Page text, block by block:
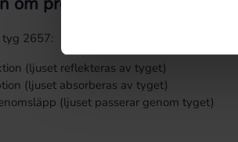
2657:
(ljuset reflekteras av tyget)
(ljuset absorberas av tyget)
(ljuset passerar genom tyget)